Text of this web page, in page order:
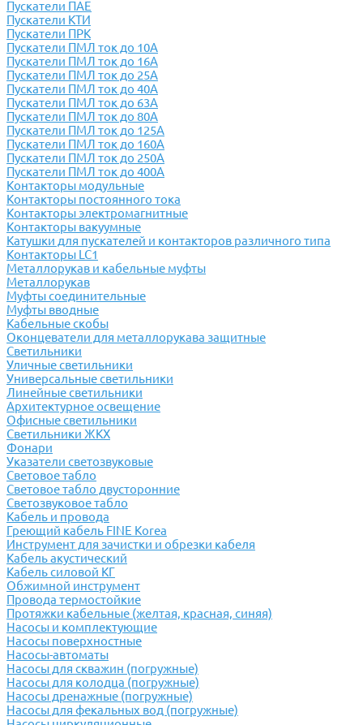
Пускатели ПАЕ
Пускатели КТИ
Пускатели ПРК
Пускатели ПМЛ ток до 10А
Пускатели ПМЛ ток до 16А
Пускатели ПМЛ ток до 25А
Пускатели ПМЛ ток до 40А
Пускатели ПМЛ ток до 63А
Пускатели ПМЛ ток до 80А
Пускатели ПМЛ ток до 125А
Пускатели ПМЛ ток до 160А
Пускатели ПМЛ ток до 250А
Пускатели ПМЛ ток до 400А
Контакторы модульные
Контакторы постоянного тока
Контакторы электромагнитные
Контакторы вакуумные
Катушки для пускателей и контакторов различного типа
Контакторы LC1
Металлорукав и кабельные муфты
Металлорукав
Муфты соединительные
Муфты вводные
Кабельные скобы
Оконцеватели для металлорукава защитные
Светильники
Уличные светильники
Универсальные светильники
Линейные светильники
Архитектурное освещение
Офисные светильники
Светильники ЖКХ
Фонари
Указатели светозвуковые
Световое табло
Световое табло двусторонние
Светозвуковое табло
Кабель и провода
Греющий кабель FINE Korea
Инструмент для зачистки и обрезки кабеля
Кабель акустический
Кабель силовой КГ
Обжимной инструмент
Провода термостойкие
Протяжки кабельные (желтая, красная, синяя)
Насосы и комплектующие
Насосы поверхностные
Насосы-автоматы
Насосы для скважин (погружные)
Насосы для колодца (погружные)
Насосы дренажные (погружные)
Насосы для фекальных вод (погружные)